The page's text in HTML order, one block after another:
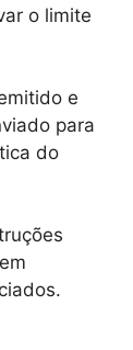
o limite
e
para
do